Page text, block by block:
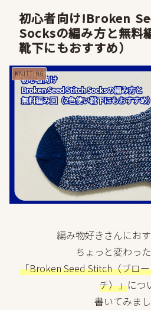
初心者向け!Broken
Socksの編み方と無料
靴下にもおすすめ）
KNITTING
編み物好きさんにおす
ちょっと変わっ
「Broken Seed Stitch（ブロ
チ）」につ
書いてみまし